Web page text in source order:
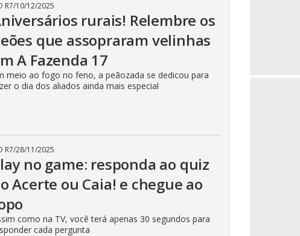
R7/10/12/2025
rurais! Relembre os
que assopraram velinhas
A Fazenda 17
meio ao fogo no feno, a peãozada se dedicou para
o dia dos aliados ainda mais especial
R7/28/11/2025
no game: responda ao quiz
Acerte ou Caia! e chegue ao
como na TV, você terá apenas 30 segundos para
cada pergunta